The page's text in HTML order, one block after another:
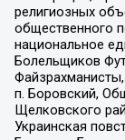
религиозных
общественного
национальное
Болельщиков
п. Боровский,
Щелковского
Украинская